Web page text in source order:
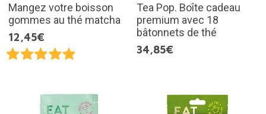
Mangez votre boisson
gommes au thé matcha
12,45€
Tea Pop. Boîte cadeau
premium avec 18
bâtonnets de thé
34,85€